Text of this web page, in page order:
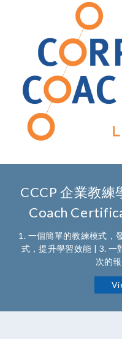
CCCP 企業教
Coach
1. 一個簡單的教練模式，
式，提升學習效能 | 3. 一
次的